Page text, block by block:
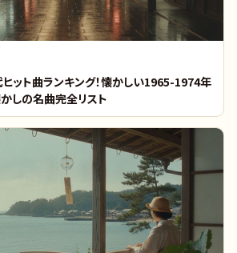
ヒット曲ランキング！懐かしい1965-1974年
しの名曲完全リスト